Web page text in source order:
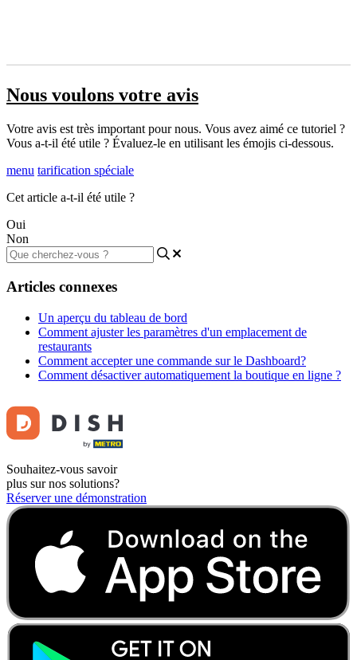
Nous voulons votre avis
Votre avis est très important pour nous. Vous avez aimé ce tutoriel ?
Vous a-t-il été utile ? Évaluez-le en utilisant les émojis ci-dessous.
menu tarification spéciale
Cet article a-t-il été utile ?
Oui
Non
Articles connexes
Un aperçu du tableau de bord
Comment ajuster les paramètres d'un emplacement de
restaurants
Comment accepter une commande sur le Dashboard?
Comment désactiver automatiquement la boutique en ligne ?
Souhaitez-vous savoir
plus sur nos solutions?
Réserver une démonstration